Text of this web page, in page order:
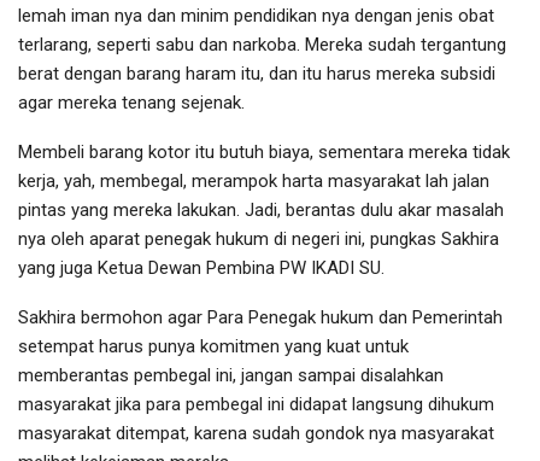
lemah iman nya dan minim pendidikan nya dengan jenis obat
terlarang, seperti sabu dan narkoba. Mereka sudah tergantung
berat dengan barang haram itu, dan itu harus mereka subsidi
agar mereka tenang sejenak.
Membeli barang kotor itu butuh biaya, sementara mereka tidak
kerja, yah, membegal, merampok harta masyarakat lah jalan
pintas yang mereka lakukan. Jadi, berantas dulu akar masalah
nya oleh aparat penegak hukum di negeri ini, pungkas Sakhira
yang juga Ketua Dewan Pembina PW IKADI SU.
Sakhira bermohon agar Para Penegak hukum dan Pemerintah
setempat harus punya komitmen yang kuat untuk
memberantas pembegal ini, jangan sampai disalahkan
masyarakat jika para pembegal ini didapat langsung dihukum
masyarakat ditempat, karena sudah gondok nya masyarakat